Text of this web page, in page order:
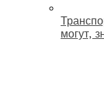
могут,